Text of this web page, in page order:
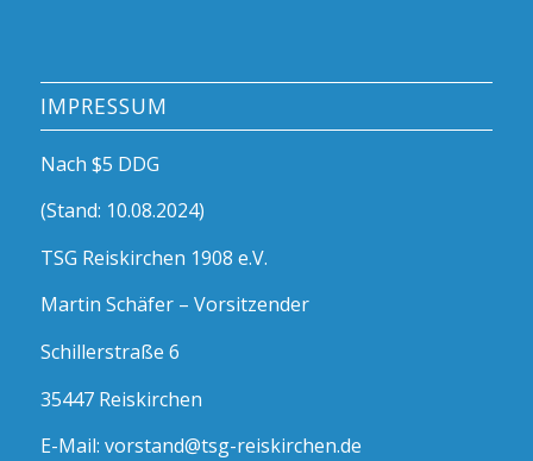
IMPRESSUM
Nach $5 DDG
(Stand: 10.08.2024)
TSG Reiskirchen 1908 e.V.
Martin Schäfer – Vorsitzender
Schillerstraße 6
35447 Reiskirchen
E-Mail: vorstand@tsg-reiskirchen.de